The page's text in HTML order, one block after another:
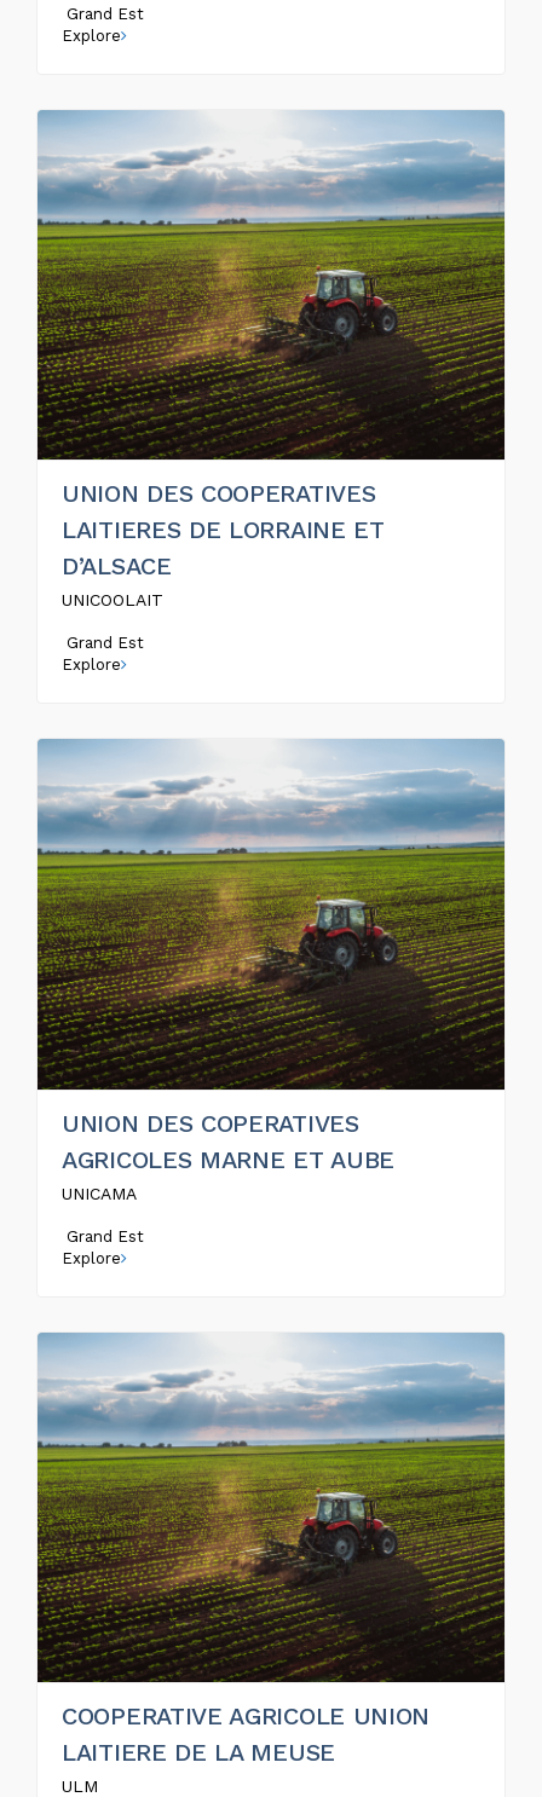
Grand Est
Explore
UNION DES COOPERATIVES
LAITIERES DE LORRAINE ET
D’ALSACE
UNICOOLAIT
Grand Est
Explore
UNION DES COPERATIVES
AGRICOLES MARNE ET AUBE
UNICAMA
Grand Est
Explore
COOPERATIVE AGRICOLE UNION
LAITIERE DE LA MEUSE
ULM